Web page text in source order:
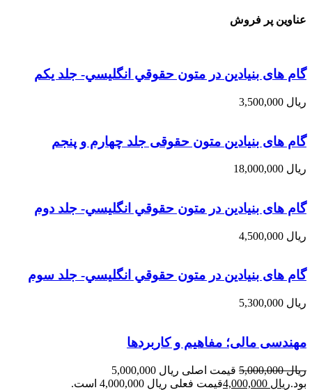
عناوین پر فروش
گام های بنیادین در متون حقوقي انگليسي- جلد يكم
ریال
گام های بنیادین متون حقوقی جلد چهارم و پنجم
ریال
گام های بنیادین در متون حقوقي انگليسي- جلد دوم
ریال
گام های بنیادین در متون حقوقي انگليسي- جلد سوم
ریال
مهندسی مالی؛ مفاهیم و کاربردها
ریال5,000,000
قیمت اصلی ریال 5,000,000
بود.ریال قیمت فعلی ریال 4,000,000 است.